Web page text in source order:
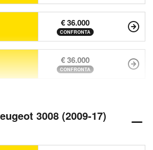
€ 36.000
CONFRONTA
€ 36.000
CONFRONTA
3008 (2009-17)